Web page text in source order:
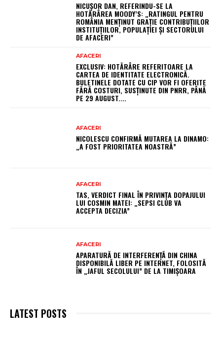
NICUȘOR DAN, REFERINDU-SE LA
HOTĂRÂREA MOODY’S: „RATINGUL PENTRU
ROMÂNIA MENȚINUT GRAȚIE CONTRIBUȚIILOR
INSTITUȚIILOR, POPULAȚIEI ȘI SECTORULUI
DE AFACERI”
AFACERI
EXCLUSIV: HOTĂRÂRE REFERITOARE LA
CARTEA DE IDENTITATE ELECTRONICĂ.
BULETINELE DOTATE CU CIP VOR FI OFERITE
FĂRĂ COSTURI, SUSȚINUTE DIN PNRR, PÂNĂ
PE 29 AUGUST....
AFACERI
NICOLESCU CONFIRMĂ MUTAREA LA DINAMO:
„A FOST PRIORITATEA NOASTRĂ”
AFACERI
TAS, VERDICT FINAL ÎN PRIVINȚA DOPAJULUI
LUI COSMIN MATEI: „SEPSI CLUB VA
ACCEPTA DECIZIA”
AFACERI
APARATURĂ DE INTERFERENȚĂ DIN CHINA
DISPONIBILĂ LIBER PE INTERNET, FOLOSITĂ
ÎN „JAFUL SECOLULUI” DE LA TIMIȘOARA
LATEST POSTS